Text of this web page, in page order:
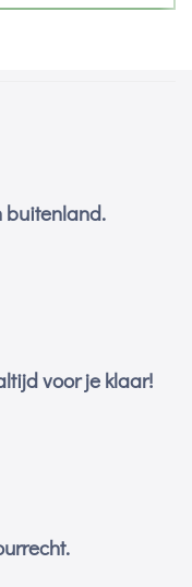
buitenland.
voor je klaar!